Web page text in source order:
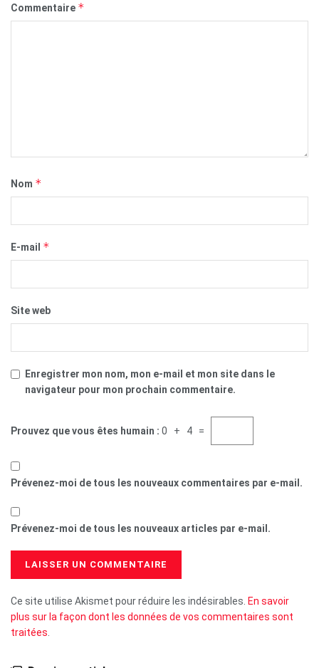
Commentaire *
Nom *
E-mail *
Site web
Enregistrer mon nom, mon e-mail et mon site dans le
navigateur pour mon prochain commentaire.
Prouvez que vous êtes humain : 0 + 4 =
Prévenez-moi de tous les nouveaux commentaires par e-mail.
Prévenez-moi de tous les nouveaux articles par e-mail.
Ce site utilise Akismet pour réduire les indésirables. En savoir
plus sur la façon dont les données de vos commentaires sont
traitées.